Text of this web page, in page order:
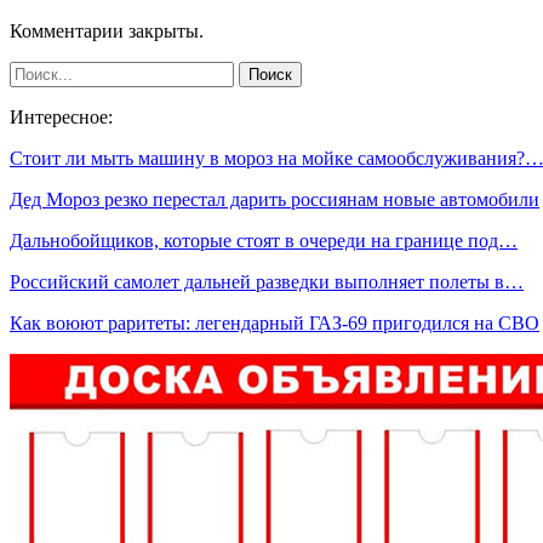
Комментарии закрыты.
Интересное:
Стоит ли мыть машину в мороз на мойке самообслуживания?…
Дед Мороз резко перестал дарить россиянам новые автомобили
Дальнобойщиков, которые стоят в очереди на границе под…
Российский самолет дальней разведки выполняет полеты в…
Как воюют раритеты: легендарный ГАЗ-69 пригодился на СВО